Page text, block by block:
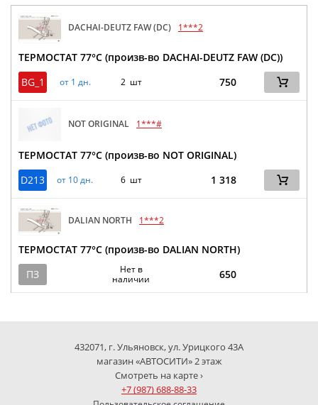
DACHAI-DEUTZ FAW (DC) 1***2
ТЕРМОСТАТ 77°C (произв-во DACHAI-DEUTZ FAW (DC))
BG_1
от 1 дн. 2 шт 750
NOT ORIGINAL 1***#
ТЕРМОСТАТ 77°C (произв-во NOT ORIGINAL)
D213
от 10 дн. 6 шт 1 318
DALIAN NORTH 1***2
ТЕРМОСТАТ 77°C (произв-во DALIAN NORTH)
ПЗ
Нет в
наличии
650
432071, г. Ульяновск, ул. Урицкого 43А
магазин «АВТОСИТИ» 2 этаж
Смотреть на карте ›
+7 (987) 688-88-33